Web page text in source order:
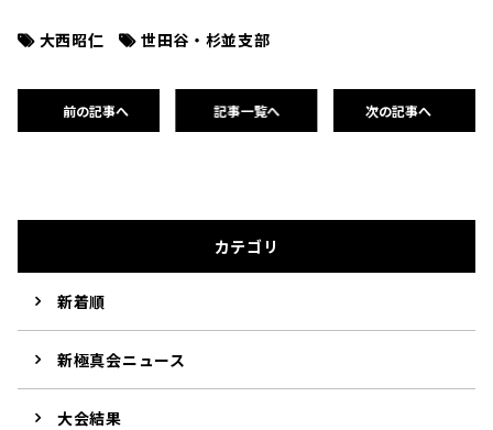
大西昭仁 世田谷・杉並支部
前の記事へ 記事一覧へ 次の記事へ
カテゴリ
新着順
新極真会ニュース
大会結果